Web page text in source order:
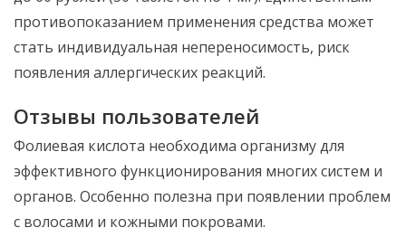
противопоказанием применения средства может
стать индивидуальная непереносимость, риск
появления аллергических реакций.
Отзывы пользователей
Фолиевая кислота необходима организму для
эффективного функционирования многих систем и
органов. Особенно полезна при появлении проблем
с волосами и кожными покровами.